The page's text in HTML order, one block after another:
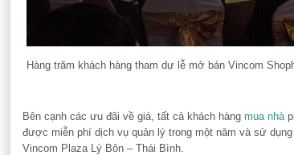
Hàng trăm khách hàng tham dự lễ mở bán Vincom
Bên cạnh các ưu đãi về giá, tất cả khách hàng mua nhà
được miễn phí dịch vụ quản lý trong một năm và sử
Vincom Plaza Lý Bôn – Thái Bình.